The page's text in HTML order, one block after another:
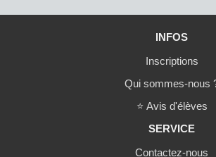
INFOS
Inscriptions
Qui sommes-nous
⭐ Avis d'élèves
SERVICE
Contactez-nous